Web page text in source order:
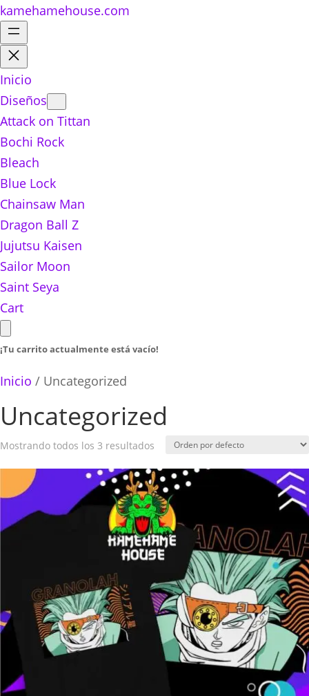
kamehamehouse.com
Inicio
Diseños
Attack on Tittan
Bochi Rock
Bleach
Blue Lock
Chainsaw Man
Dragon Ball Z
Jujutsu Kaisen
Sailor Moon
Saint Seya
Cart
¡Tu carrito actualmente está vacío!
Inicio / Uncategorized
Uncategorized
Mostrando todos los 3 resultados